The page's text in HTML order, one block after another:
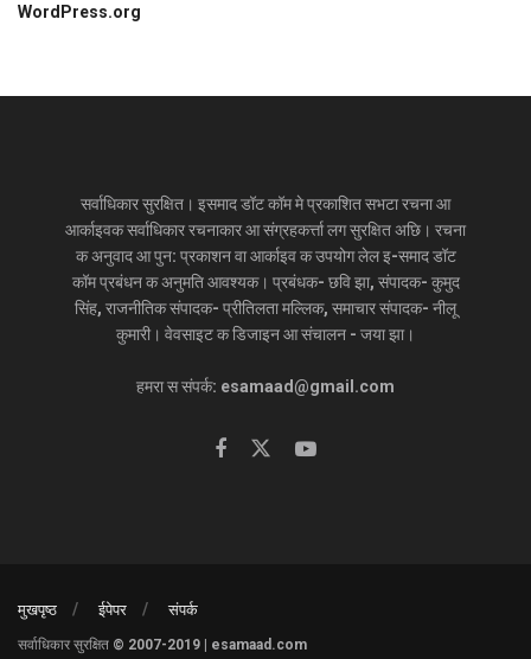
WordPress.org
सर्वाधिकार सुरक्षित। इसमाद डॉट कॉम मे प्रकाशित सभटा रचना आ
आर्काइवक सर्वाधिकार रचनाकार आ संग्रहकर्त्ता लग सुरक्षित अछि। रचना
क अनुवाद आ पुन: प्रकाशन वा आर्काइव क उपयोग लेल इ-समाद डॉट
कॉम प्रबंधन क अनुमति आवश्यक। प्रबंधक- छवि झा, संपादक- कुमुद
सिंह, राजनीतिक संपादक- प्रीतिलता मल्लिक, समाचार संपादक- नीलू
कुमारी। वेवसाइट क डिजाइन आ संचालन - जया झा।
हमरा स संपर्क: esamaad@gmail.com
मुखपृष्ठ ईपेपर संपर्क
सर्वाधिकार सुरक्षित © 2007-2019 | esamaad.com